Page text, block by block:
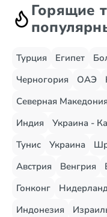
Горящие
Турция Египет
Черногория
ОАЭ
Северная Македония
Индия
Украина -
Тунис
Украина
Австрия
Венгрия
Гонконг
Индонезия